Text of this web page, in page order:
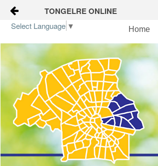
Naar content
TONGELRE ONLINE
Wijkgids
Kalender
Nieuws
Groepen
Home
Select Language ▼